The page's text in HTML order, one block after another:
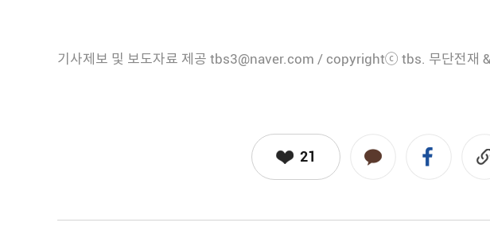
기사제보 및 보도자료 제공 tbs3@naver.com / copyrightⓒ tbs. 무단전재 &
21